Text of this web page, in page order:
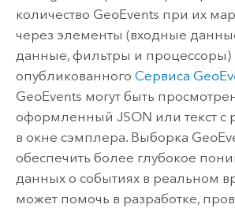
количество GeoEvents при их
через элементы (входные
данные, фильтры и процессоры)
опубликованного Сервиса
GeoEvents могут быть
оформленный JSON или текст с
в окне сэмплера. Выборка
обеспечить более глубокое
данных о событиях в реальном
может помочь в разработке,